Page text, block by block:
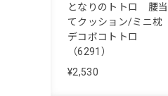
となりのトトロ 腰当
てクッション/ミニ枕
デコボコトトロ
（6291）
¥2,530